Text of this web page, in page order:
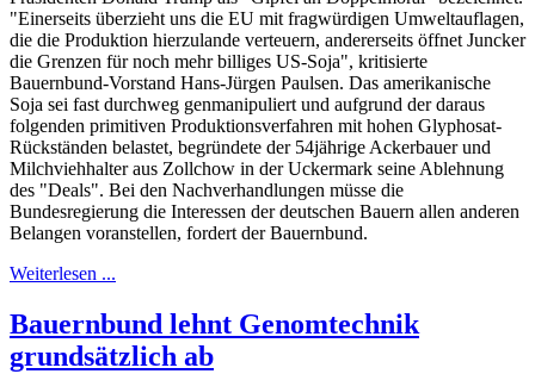
"Einerseits überzieht uns die EU mit fragwürdigen Umweltauflagen,
die die Produktion hierzulande verteuern, andererseits öffnet Juncker
die Grenzen für noch mehr billiges US-Soja", kritisierte
Bauernbund-Vorstand Hans-Jürgen Paulsen. Das amerikanische
Soja sei fast durchweg genmanipuliert und aufgrund der daraus
folgenden primitiven Produktionsverfahren mit hohen Glyphosat-
Rückständen belastet, begründete der 54jährige Ackerbauer und
Milchviehhalter aus Zollchow in der Uckermark seine Ablehnung
des "Deals". Bei den Nachverhandlungen müsse die
Bundesregierung die Interessen der deutschen Bauern allen anderen
Belangen voranstellen, fordert der Bauernbund.
Weiterlesen ...
Bauernbund lehnt Genomtechnik
grundsätzlich ab